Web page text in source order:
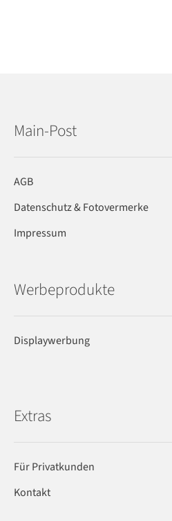
Main-Post
AGB
Datenschutz & Fotovermerke
Impressum
Werbeprodukte
Displaywerbung
Extras
Für Privatkunden
Kontakt